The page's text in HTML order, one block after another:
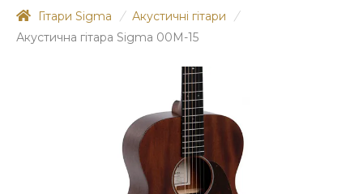
Гітари Sigma / Акустичні гітари
/
Акустична гітара Sigma 00M-15